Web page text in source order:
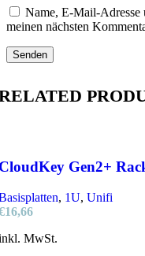
Name, E-Mail-Adresse
meinen nächsten
Gen2+
, 1U, Unifi
16,66
MwSt.